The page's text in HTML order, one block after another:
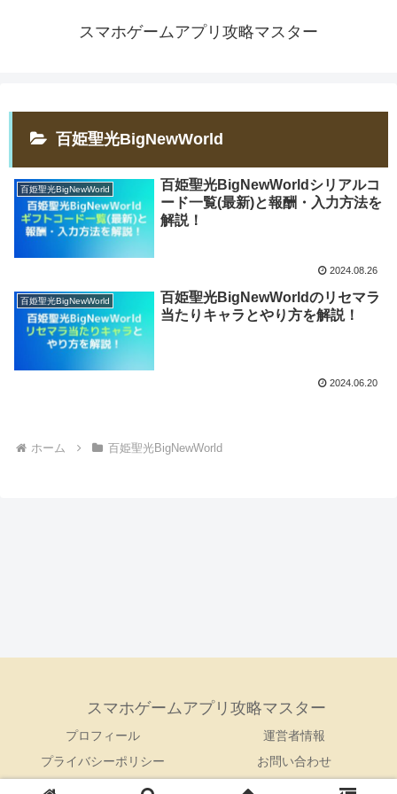
スマホゲームアプリ攻略マスター
百姫聖光BigNewWorld
百姫聖光BigNewWorld
百姫聖光BigNewWorldシリアルコ
ード一覧(最新)と報酬・入力方法を
解説！
2024.08.26
百姫聖光BigNewWorld
百姫聖光BigNewWorldのリセマラ
当たりキャラとやり方を解説！
2024.06.20
ホーム 百姫聖光BigNewWorld
スマホゲームアプリ攻略マスター
プロフィール
運営者情報
プライバシーポリシー
お問い合わせ